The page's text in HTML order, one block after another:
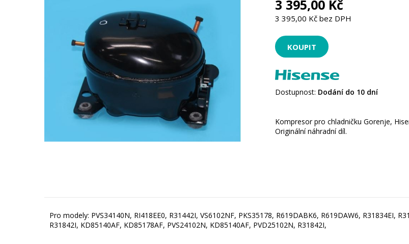
3 395,00 Kč
3 395,00 Kč bez DPH
Dostupnost: Dodání do 10 dní
Kompresor pro chladničku Gorenje,
Originální náhradní díl.
Pro modely: PVS34140N, RI418EE0, R31442I, VS6102NF, PKS35178, R619DABK6, R619DAW6, R31834EI,
R31842I, KD85140AF, KD85178AF, PVS24102N, KD85140AF, PVD25102N, R31842I,